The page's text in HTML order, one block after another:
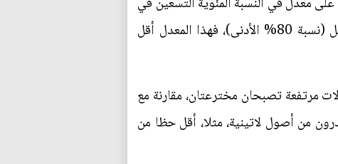
الرياضيات، سبعة منهم يصبحون مخترعين. وفيما يخص الأطفال المنتمين إلى الأسر الضعيفة الدخل (نسبة 80% الأدنى)، فهذا المعدل أقل
فقط فتاتان في كل 1000 ممن تحصلن على معدلات مرتفعة تصبحان مخترعتان، مقارنة مع
ينحدرون من أصول لاتينية، مثلا، أقل حظا من